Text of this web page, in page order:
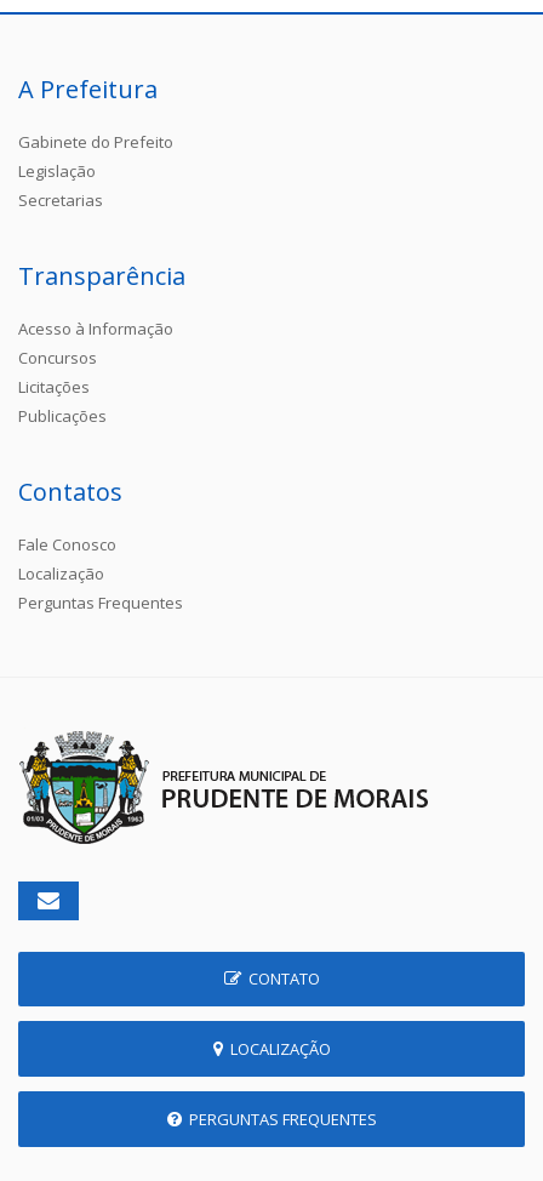
A Prefeitura
Gabinete do Prefeito
Legislação
Secretarias
Transparência
Acesso à Informação
Concursos
Licitações
Publicações
Contatos
Fale Conosco
Localização
Perguntas Frequentes
CONTATO
LOCALIZAÇÃO
PERGUNTAS FREQUENTES